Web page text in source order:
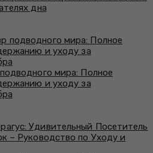
дна
мира: Полное
и уходу за